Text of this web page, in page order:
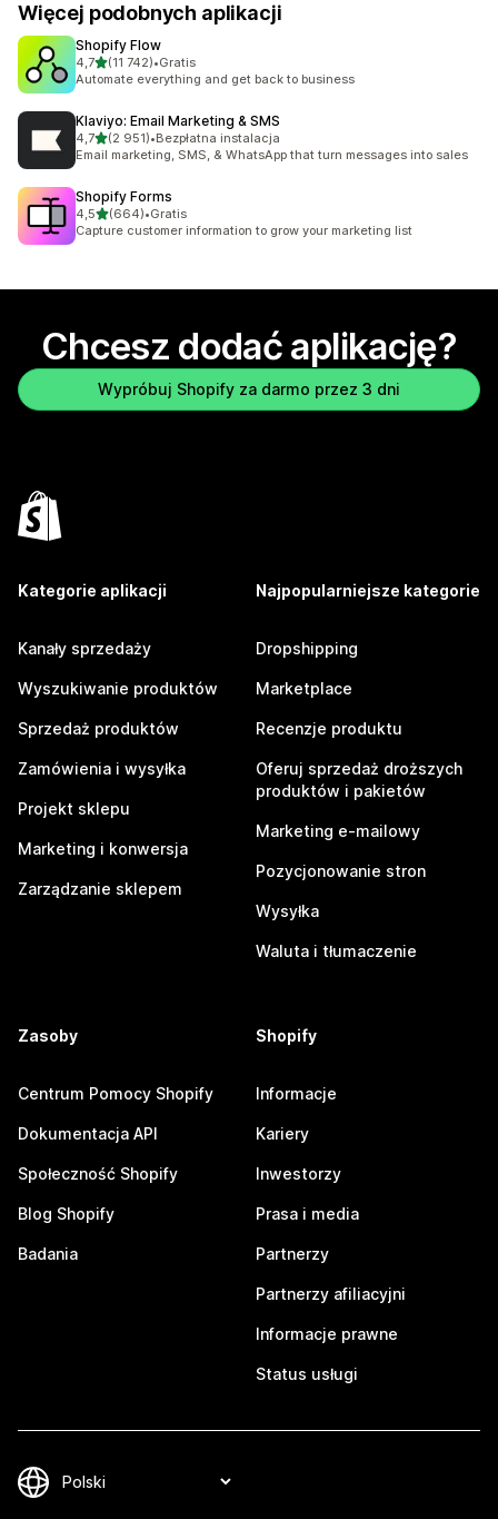
Więcej podobnych aplikacji
Shopify Flow
4,7na 5 gwiazdek
(11 742)
Łączna liczba recenzji: 11742
•Gratis
Automate everything and get back to business
Klaviyo: Email Marketing & SMS
4,7na 5 gwiazdek
(2 951)
Łączna liczba recenzji: 2951
•Bezpłatna instalacja
Email marketing, SMS, & WhatsApp that turn messages into sales
Shopify Forms
4,5na 5 gwiazdek
(664)
Łączna liczba recenzji: 664
•Gratis
Capture customer information to grow your marketing list
Chcesz dodać aplikację?
Wypróbuj Shopify za darmo przez 3 dni
Kategorie aplikacji
Kanały sprzedaży
Wyszukiwanie produktów
Sprzedaż produktów
Zamówienia i wysyłka
Projekt sklepu
Marketing i konwersja
Zarządzanie sklepem
Najpopularniejsze kategorie
Dropshipping
Marketplace
Recenzje produktu
Oferuj sprzedaż droższych
produktów i pakietów
Marketing e-mailowy
Pozycjonowanie stron
Wysyłka
Waluta i tłumaczenie
Zasoby
Centrum Pomocy Shopify
Dokumentacja API
Społeczność Shopify
Blog Shopify
Badania
Shopify
Informacje
Kariery
Inwestorzy
Prasa i media
Partnerzy
Partnerzy afiliacyjni
Informacje prawne
Status usługi